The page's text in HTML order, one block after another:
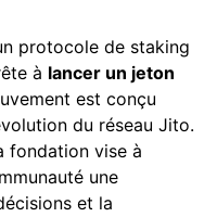
protocole de staking
à lancer un jeton
est conçu
du réseau Jito.
fondation vise à
une
et la